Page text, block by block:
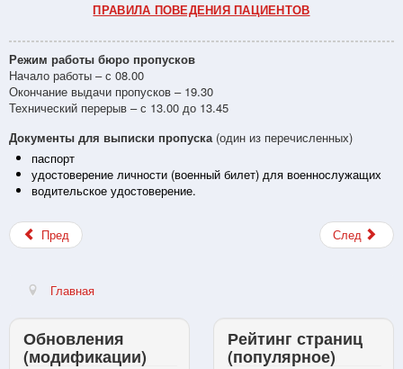
ПРАВИЛА ПОВЕДЕНИЯ ПАЦИЕНТОВ
Режим работы бюро пропусков
Начало работы – с 08.00
Окончание выдачи пропусков – 19.30
Технический перерыв – с 13.00 до 13.45
Документы для выписки пропуска(один из перечисленных)
паспорт
удостоверение личности (военный билет) для военнослужащих
водительское удостоверение.
Пред След
Главная
Обновления
(модификации)
Рейтинг страниц
(популярное)